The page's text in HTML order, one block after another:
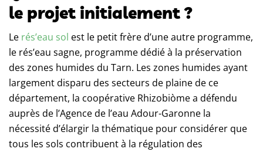
le projet initialement ?
Le rés’eau sol est le petit frère d’une autre programme,
le rés’eau sagne, programme dédié à la préservation
des zones humides du Tarn. Les zones humides ayant
largement disparu des secteurs de plaine de ce
département, la coopérative Rhizobiòme a défendu
auprès de l’Agence de l’eau Adour-Garonne la
nécessité d’élargir la thématique pour considérer que
tous les sols contribuent à la régulation des